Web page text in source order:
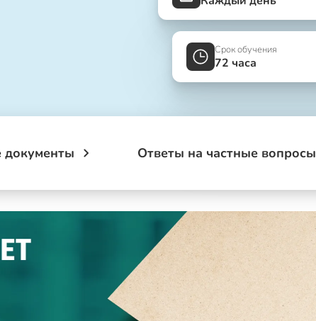
Срок обучения
72 часа
Ответы на частные вопросы